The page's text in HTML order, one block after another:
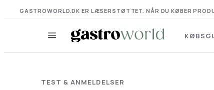
GASTROWORLD.DK ER LÆSERSTØTTET. NÅR DU KØBER
TEST & ANMELDELSER